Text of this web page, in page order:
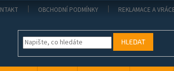
OBCHODNÍ PODMÍNKY REKLAMACE A
HLEDAT